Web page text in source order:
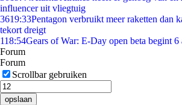
influencer uit vliegtuig
3619:33Pentagon verbruikt meer raketten dan
tekort dreigt
118:54Gears of War: E-Day open beta begint 6
Forum
Forum
Scrollbar gebruiken
opslaan